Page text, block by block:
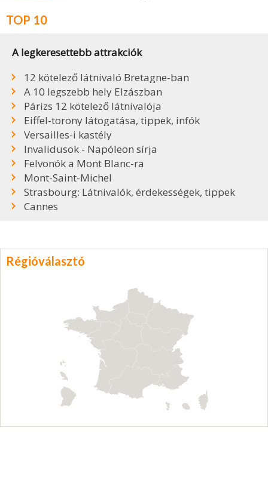
TOP 10
A legkeresettebb attrakciók
12 kötelező látnivaló Bretagne-ban
A 10 legszebb hely Elzászban
Párizs 12 kötelező látnivalója
Eiffel-torony látogatása, tippek, infók
Versailles-i kastély
Invalidusok - Napóleon sírja
Felvonók a Mont Blanc-ra
Mont-Saint-Michel
Strasbourg: Látnivalók, érdekességek, tippek
Cannes
Régióválasztó